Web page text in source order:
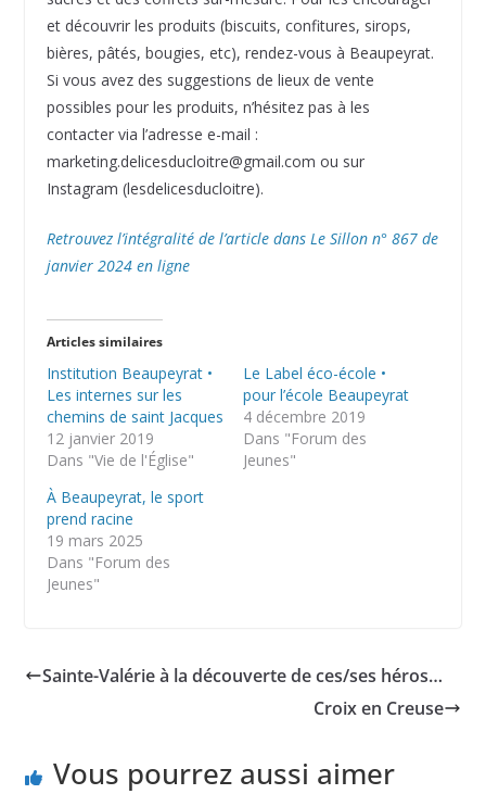
et découvrir les produits (biscuits, confitures, sirops,
bières, pâtés, bougies, etc), rendez-vous à Beaupeyrat.
Si vous avez des suggestions de lieux de vente
possibles pour les produits, n’hésitez pas à les
contacter via l’adresse e-mail :
marketing.delicesducloitre@gmail.com ou sur
Instagram (lesdelicesducloitre).
Retrouvez l’intégralité de l’article dans Le Sillon n° 867 de
janvier 2024 en ligne
Articles similaires
Institution Beaupeyrat •
Les internes sur les
chemins de saint Jacques
12 janvier 2019
Dans "Vie de l'Église"
Le Label éco-école •
pour l’école Beaupeyrat
4 décembre 2019
Dans "Forum des
Jeunes"
À Beaupeyrat, le sport
prend racine
19 mars 2025
Dans "Forum des
Jeunes"
Sainte-Valérie à la découverte de ces/ses héros…
Croix en Creuse
Vous pourrez aussi aimer